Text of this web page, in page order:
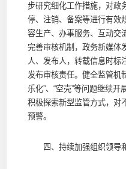
步研究细化工作措施，对政
停、注销、备案等进行有效
容生产、办事服务、互动交
完善审核机制，政务新媒体
人、发布人，转载信息时标
发布审核责任。健全监管机
乐化”、“空壳”等问题继续
积极探索新型监管方式，对
预警。
四、持续加强组织领导